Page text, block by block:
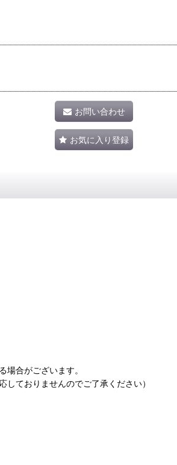
お問い合わせ
お気に入り登録
合がございます。
しておりませんのでご了承ください）